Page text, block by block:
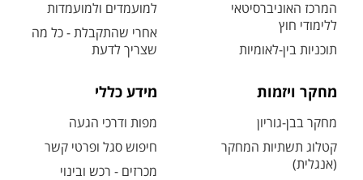
המרכז האוניברסיטאי
ללימודי חוץ
תוכניות בין-לאומיות
למועמדים ולמועמדות
אחרי שהתקבלת - כל מה
שצריך לדעת
מחקר ויזמות
מחקר בבן-גוריון
קטלוג תשתיות המחקר
(אנגלית)
מידע כללי
מפות ודרכי הגעה
חיפוש סגל ופרטי קשר
מכרזים - רכש ובינוי